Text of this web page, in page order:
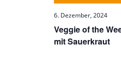
Veggie of the
mit Sauerkraut
6. Dezember, 2024